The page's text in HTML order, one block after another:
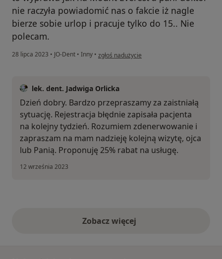
nie raczyła powiadomić nas o fakcie iż nagle
bierze sobie urlop i pracuje tylko do 15.. Nie
polecam.
28 lipca 2023 • JO-Dent • Inny • w opinii użytkownika Pacjent
zgłoś nadużycie
lek. dent. Jadwiga Orlicka
Dzień dobry. Bardzo przepraszamy za zaistniałą
sytuację. Rejestracja błędnie zapisała pacjenta
na kolejny tydzień. Rozumiem zdenerwowanie i
zapraszam na mam nadzieję kolejną wizytę, ojca
lub Panią. Proponuję 25% rabat na usługę.
12 września 2023
Zobacz więcejopinie powyżej